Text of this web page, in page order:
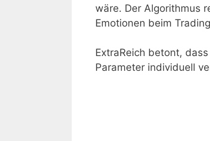
wäre. Der Algorithmus
Emotionen beim
ExtraReich betont,
Parameter individuell